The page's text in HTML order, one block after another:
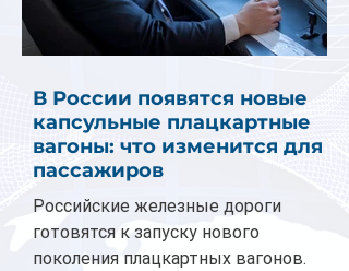
В России появятся новые
капсульные плацкартные
вагоны: что изменится для
пассажиров
Российские железные дороги
готовятся к запуску нового
поколения плацкартных вагонов.